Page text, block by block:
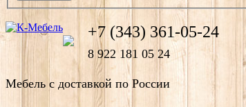
+7 (343) 361-05-24
8 922 181 05 24
Мебель с доставкой по России